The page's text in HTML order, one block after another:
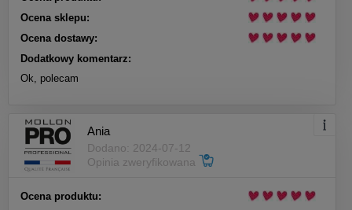
Ocena sklepu:
Ocena dostawy:
Dodatkowy komentarz:
Ok, polecam
Ania
Dodano: 2024-07-12
Opinia zweryfikowana
Ocena produktu: